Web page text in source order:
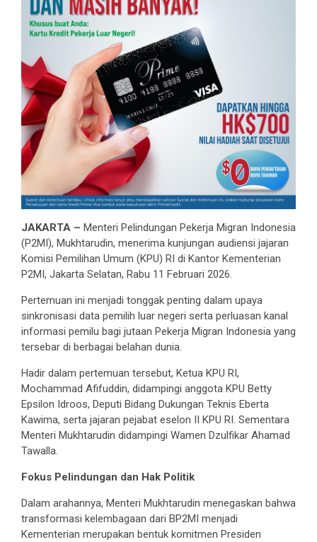
JAKARTA – Menteri Pelindungan Pekerja Migran Indonesia
(P2MI), Mukhtarudin, menerima kunjungan audiensi jajaran
Komisi Pemilihan Umum (KPU) RI di Kantor Kementerian
P2MI, Jakarta Selatan, Rabu 11 Februari 2026.
Pertemuan ini menjadi tonggak penting dalam upaya
sinkronisasi data pemilih luar negeri serta perluasan kanal
informasi pemilu bagi jutaan Pekerja Migran Indonesia yang
tersebar di berbagai belahan dunia.
Hadir dalam pertemuan tersebut, Ketua KPU RI,
Mochammad Afifuddin, didampingi anggota KPU Betty
Epsilon Idroos, Deputi Bidang Dukungan Teknis Eberta
Kawima, serta jajaran pejabat eselon II KPU RI. Sementara
Menteri Mukhtarudin didampingi Wamen Dzulfikar Ahamad
Tawalla.
Fokus Pelindungan dan Hak Politik
Dalam arahannya, Menteri Mukhtarudin menegaskan bahwa
transformasi kelembagaan dari BP2MI menjadi
Kementerian merupakan bentuk komitmen Presiden